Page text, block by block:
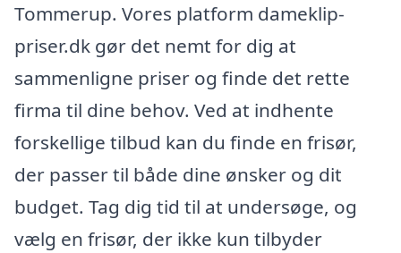
Tommerup. Vores platform dameklip-
priser.dk gør det nemt for dig at
sammenligne priser og finde det rette
firma til dine behov. Ved at indhente
forskellige tilbud kan du finde en frisør,
der passer til både dine ønsker og dit
budget. Tag dig tid til at undersøge, og
vælg en frisør, der ikke kun tilbyder